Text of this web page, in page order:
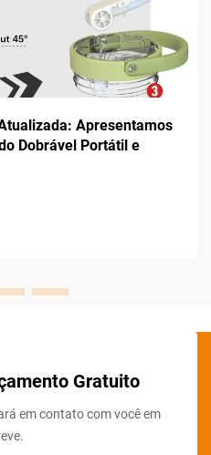
Apresentamos
Dobrável Portátil e
Gratuito
em contato com você em